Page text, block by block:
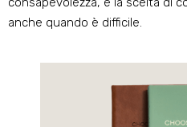
anche quando è difficile.